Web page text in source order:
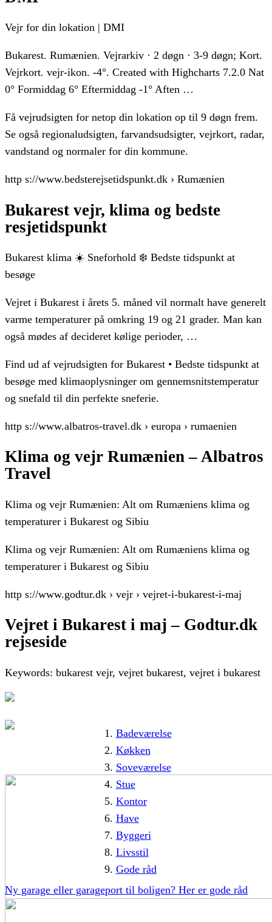
Vejr for din lokation | DMI
Bukarest. Rumænien. Vejrarkiv · 2 døgn · 3-9 døgn; Kort.
Vejrkort. vejr-ikon. -4°. Created with Highcharts 7.2.0 Nat
0° Formiddag 6° Eftermiddag -1° Aften …
Få vejrudsigten for netop din lokation op til 9 døgn frem.
Se også regionaludsigten, farvandsudsigter, vejrkort, radar,
vandstand og normaler for din kommune.
http s://www.bedsterejsetidspunkt.dk › Rumænien
Bukarest vejr, klima og bedste
resjetidspunkt
Bukarest klima ☀️ Sneforhold ❄️ Bedste tidspunkt at
besøge
Vejret i Bukarest i årets 5. måned vil normalt have generelt
varme temperaturer på omkring 19 og 21 grader. Man kan
også mødes af decideret kølige perioder, …
Find ud af vejrudsigten for Bukarest • Bedste tidspunkt at
besøge med klimaoplysninger om gennemsnitstemperatur
og snefald til din perfekte sneferie.
http s://www.albatros-travel.dk › europa › rumaenien
Klima og vejr Rumænien – Albatros
Travel
Klima og vejr Rumænien: Alt om Rumæniens klima og
temperaturer i Bukarest og Sibiu
Klima og vejr Rumænien: Alt om Rumæniens klima og
temperaturer i Bukarest og Sibiu
http s://www.godtur.dk › vejr › vejret-i-bukarest-i-maj
Vejret i Bukarest i maj – Godtur.dk
rejseside
Keywords: bukarest vejr, vejret bukarest, vejret i bukarest
Badeværelse
Køkken
Soveværelse
Stue
Kontor
Have
Byggeri
Livsstil
Gode råd
Ny garage eller garageport til boligen? Her er gode råd